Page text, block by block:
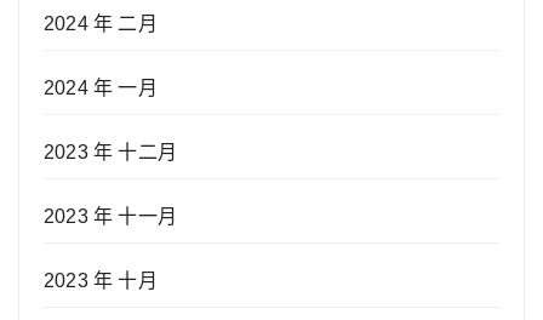
2024 年 二月
2024 年 一月
2023 年 十二月
2023 年 十一月
2023 年 十月